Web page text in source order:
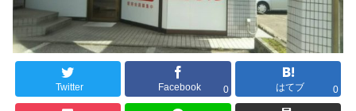
Twitter Facebook 0 はてブ 0